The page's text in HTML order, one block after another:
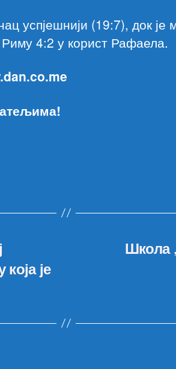
успјешнији (19:7), док је
4:2 у корист Рафаела.
је
Школа